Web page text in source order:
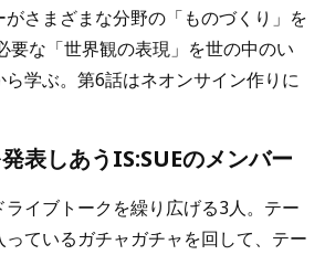
がさまざまな分野の「ものづくり」を
要な「世界観の表現」を世の中のい
学ぶ。第6話はネオンサイン作りに
表しあうIS:SUEのメンバー
イブトークを繰り広げる3人。テー
ているガチャガチャを回して、テー